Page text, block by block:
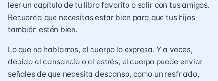
leer un capítulo de tu libro favorito o salir con tus amigos.
Recuerda que necesitas estar bien para que tus hijos
también estén bien.
Lo que no hablamos, el cuerpo lo expresa. Y a veces,
debido al cansancio o al estrés, el cuerpo puede enviar
señales de que necesita descanso, como un resfriado,